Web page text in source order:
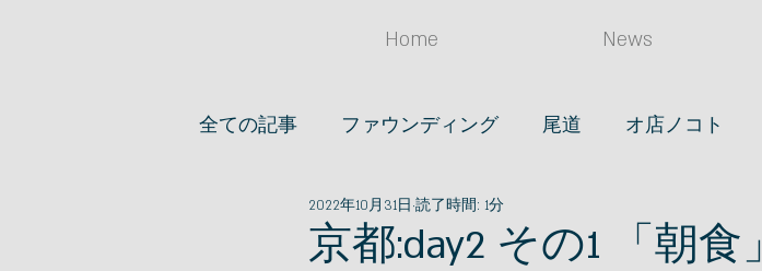
Home News
全ての記事 ファウンディング 尾道 オ店ノコト
オススメノオ店 アイデア(タベル)
京都:day2 その1 「朝食」
2022年10月31日 読了時間: 1分